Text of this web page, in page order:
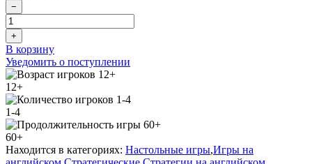
−
+
В корзину
Уведомить о поступлении
12+
1-4
60+
Находится в категориях: Настольные игры,Игры на